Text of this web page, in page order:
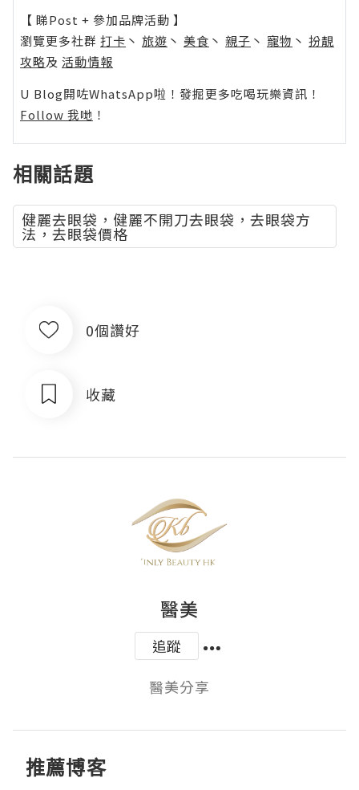
【 睇Post + 參加品牌活動 】
瀏覽更多社群 打卡 丶 旅遊 丶 美食 丶 親子 丶 寵物 丶 扮靚
攻略及 活動情報
U Blog開咗WhatsApp啦！發掘更多吃喝玩樂資訊！
Follow 我哋 ！
相關話題
健麗去眼袋，健麗不開刀去眼袋，去眼袋方
法，去眼袋價格
0個讚好
收藏
醫美
追蹤
醫美分享
推薦博客